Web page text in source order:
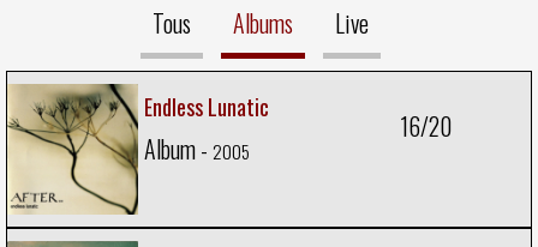
Tous Albums Live
Endless Lunatic
Album - 2005
16/20